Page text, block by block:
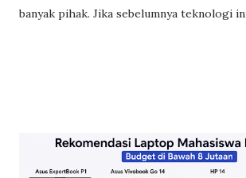
banyak pihak. Jika sebelumnya teknologi ini
sederhana, atau menghasilkan caption
proses pemrograman, hingga mendukung
keputusan berbasis informasi. Perubahan